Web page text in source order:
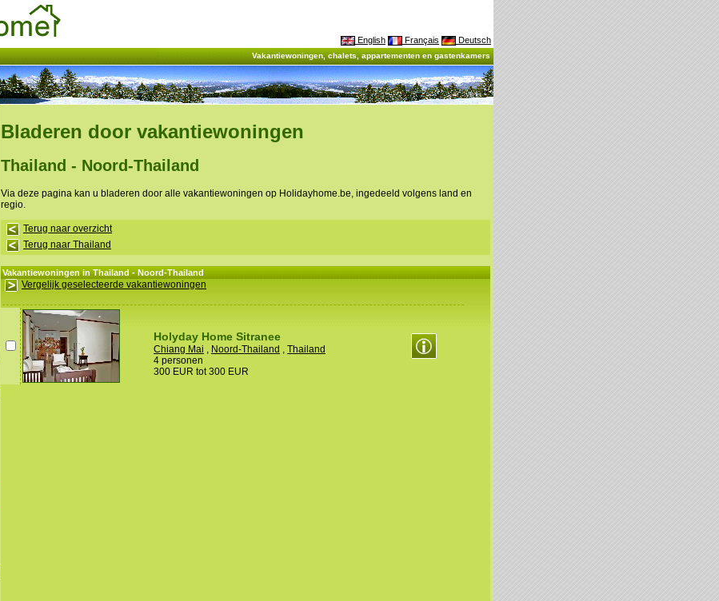
English Français Deutsch
Vakantiewoningen, chalets, appartementen en gastenkamers
Bladeren door vakantiewoningen
Thailand - Noord-Thailand
Via deze pagina kan u bladeren door alle vakantiewoningen op Holidayhome.be, ingedeeld volgens land en
regio.
Terug naar overzicht
Terug naar Thailand
Vakantiewoningen in Thailand - Noord-Thailand
Vergelijk geselecteerde vakantiewoningen
Holyday Home Sitranee
Chiang Mai , Noord-Thailand , Thailand
4 personen
300 EUR tot 300 EUR